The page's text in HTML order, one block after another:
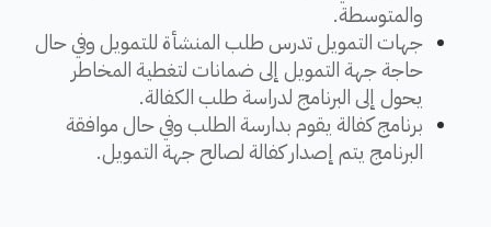
والمتوسطة.
جهات التمويل تدرس طلب المنشأة للتمويل وفي حال
حاجة جهة التمويل إلى ضمانات لتغطية المخاطر
يحول إلى البرنامج لدراسة طلب الكفالة.
​برنامج كفالة يقوم بدارسة الطلب وفي حال موافقة
البرنامج يتم إصدار كفالة لصالح جهة التمويل.​​